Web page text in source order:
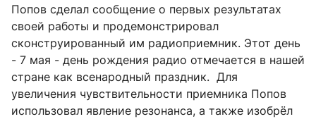
Попов сделал сообщение о первых результатах
своей работы и продемонстрировал
сконструированный им радиоприемник. Этот день
- 7 мая - день рождения радио отмечается в нашей
стране как всенародный праздник. Для
увеличения чувствительности приемника Попов
использовал явление резонанса, а также изобрёл